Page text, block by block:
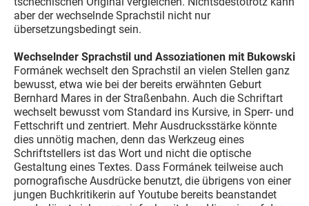
aber der wechselnde Sprachstil nicht nur
übersetzungsbedingt sein.
Wechselnder Sprachstil und Assoziationen mit Bukowski
Formánek wechselt den Sprachstil an vielen Stellen ganz
bewusst, etwa wie bei der bereits erwähnten Geburt
Bernhard Mares in der Straßenbahn. Auch die Schriftart
wechselt bewusst vom Standard ins Kursive, in Sperr- und
Fettschrift und zentriert. Mehr Ausdrucksstärke könnte
dies unnötig machen, denn das Werkzeug eines
Schriftstellers ist das Wort und nicht die optische
Gestaltung eines Textes. Dass Formánek teilweise auch
pornografische Ausdrücke benutzt, die übrigens von einer
jungen Buchkritikerin auf Youtube bereits beanstandet